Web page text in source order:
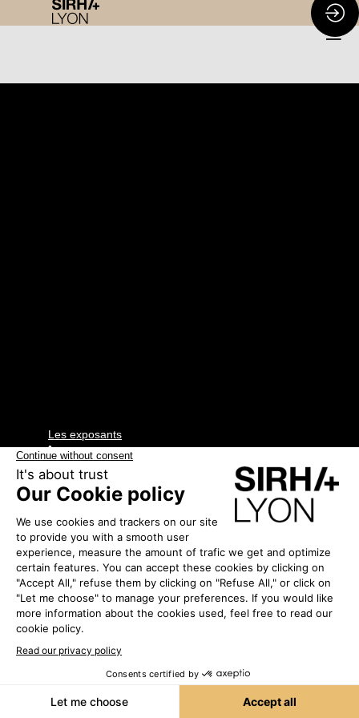
Les exposants
•
LES SELS DE
GRUISSAN